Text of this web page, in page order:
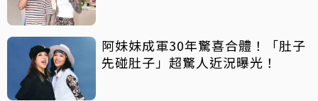
阿妹妹成軍30年驚喜合體！「肚子
先碰肚子」超驚人近況曝光！